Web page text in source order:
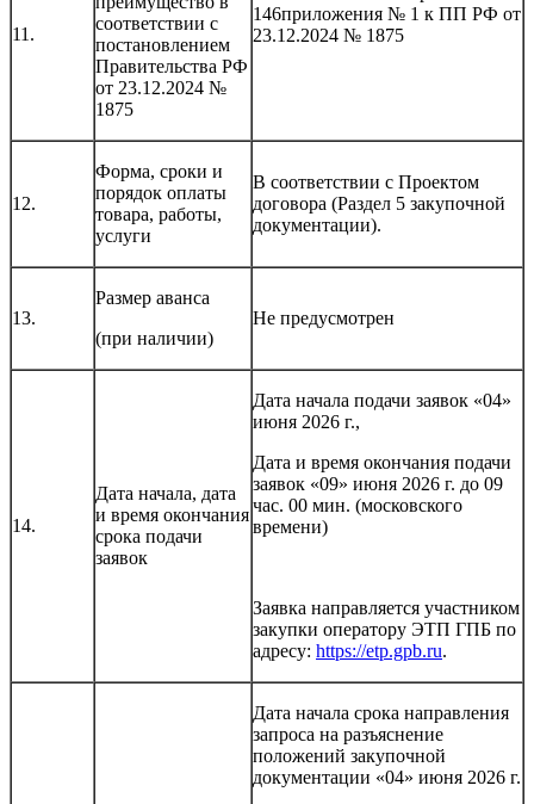
11.
соответствии с
постановлением
Правительства РФ
от 23.12.2024 №
1875
146приложения № 1 к ПП РФ от
23.12.2024 № 1875
12.
Форма, сроки и
порядок оплаты
товара, работы,
услуги
В соответствии с Проектом
договора (Раздел 5 закупочной
документации).
13.
Размер аванса
(при наличии)
Не предусмотрен
14.
Дата начала, дата
и время окончания
срока подачи
заявок
Дата начала подачи заявок «04»
июня 2026 г.,
Дата и время окончания подачи
заявок «09» июня 2026 г. до 09
час. 00 мин. (московского
времени)
Заявка направляется участником
закупки оператору ЭТП ГПБ по
адресу: https://etp.gpb.ru.
Дата начала срока направления
запроса на разъяснение
положений закупочной
документации «04» июня 2026 г.